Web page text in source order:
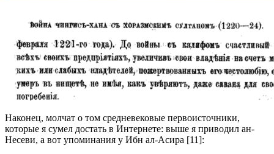
Наконец, молчат о том средневековые первоисточники,
которые я сумел достать в Интернете: выше я приводил ан-
Несеви, а вот упоминания у Ибн ал-Асира [11]: